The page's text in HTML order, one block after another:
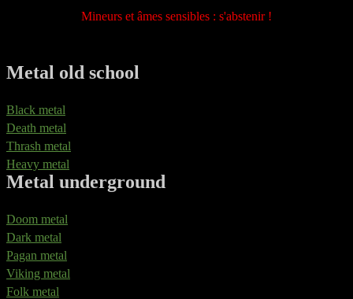
Mineurs et âmes sensibles : s'abstenir !
Metal old school
Black metal
Death metal
Thrash metal
Heavy metal
Metal underground
Doom metal
Dark metal
Pagan metal
Viking metal
Folk metal